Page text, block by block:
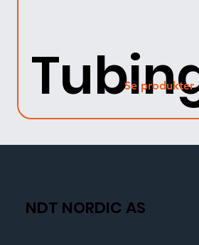
Se produkter
NDT NORDIC AS